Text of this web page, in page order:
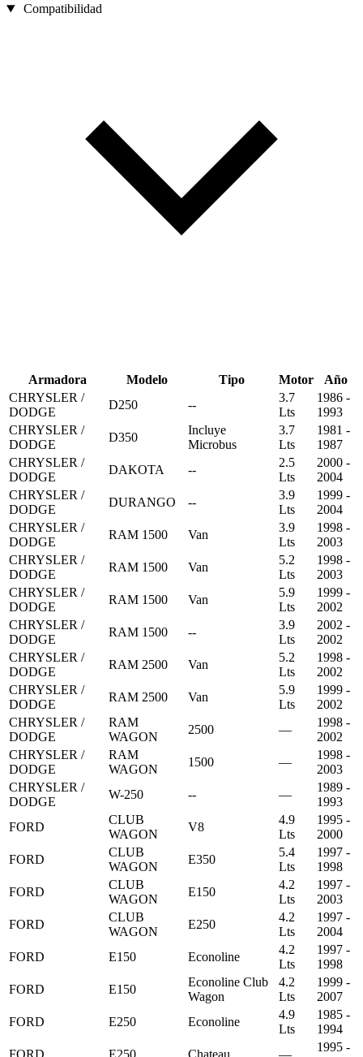
Compatibilidad
Armadora Modelo Tipo Motor
Año
CHRYSLER /
DODGE
D250 --
3.7
Lts
1986 -
1993
CHRYSLER /
DODGE
D350
Incluye
Microbus
3.7
Lts
1981 -
1987
CHRYSLER /
DODGE
DAKOTA --
2.5
Lts
2000 -
2004
CHRYSLER /
DODGE
DURANGO --
3.9
Lts
1999 -
2004
CHRYSLER /
DODGE
RAM 1500 Van
3.9
Lts
1998 -
2003
CHRYSLER /
DODGE
RAM 1500 Van
5.2
Lts
1998 -
2003
CHRYSLER /
DODGE
RAM 1500 Van
5.9
Lts
1999 -
2002
CHRYSLER /
DODGE
RAM 1500 --
3.9
Lts
2002 -
2002
CHRYSLER /
DODGE
RAM 2500 Van
5.2
Lts
1998 -
2002
CHRYSLER /
DODGE
RAM 2500 Van
5.9
Lts
1999 -
2002
CHRYSLER /
DODGE
RAM
WAGON
2500 —
1998 -
2002
CHRYSLER /
DODGE
RAM
WAGON
1500 —
1998 -
2003
CHRYSLER /
DODGE
W-250 -- —
1989 -
1993
FORD
CLUB
WAGON
V8
4.9
Lts
1995 -
2000
FORD
CLUB
WAGON
E350
5.4
Lts
1997 -
1998
FORD
CLUB
WAGON
E150
4.2
Lts
1997 -
2003
FORD
CLUB
WAGON
E250
4.2
Lts
1997 -
2004
FORD
E150 Econoline
4.2
Lts
1997 -
1998
FORD
E150
Econoline Club
Wagon
4.2
Lts
1999 -
2007
FORD
E250 Econoline
4.9
Lts
1985 -
1994
FORD
E250 Chateau —
1995 -